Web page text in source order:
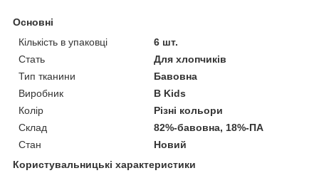
Основні
Кількість в упаковці
6 шт.
Стать
Для хлопчиків
Тип тканини
Бавовна
Виробник
B Kids
Колір
Різні кольори
Склад
82%-бавовна, 18%-ПА
Стан
Новий
Користувальницькі характеристики